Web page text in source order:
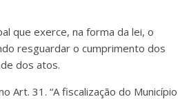
que exerce, na forma da lei, o
resguardar o cumprimento dos
dos atos.
Art. 31. “A fiscalização do Município